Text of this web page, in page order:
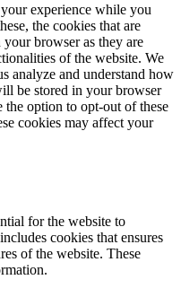
experience while you
the cookies that are
your browser as they are
of the website. We
analyze and understand how
be stored in your browser
option to opt-out of these
cookies may affect your
for the website to
cookies that ensures
of the website. These